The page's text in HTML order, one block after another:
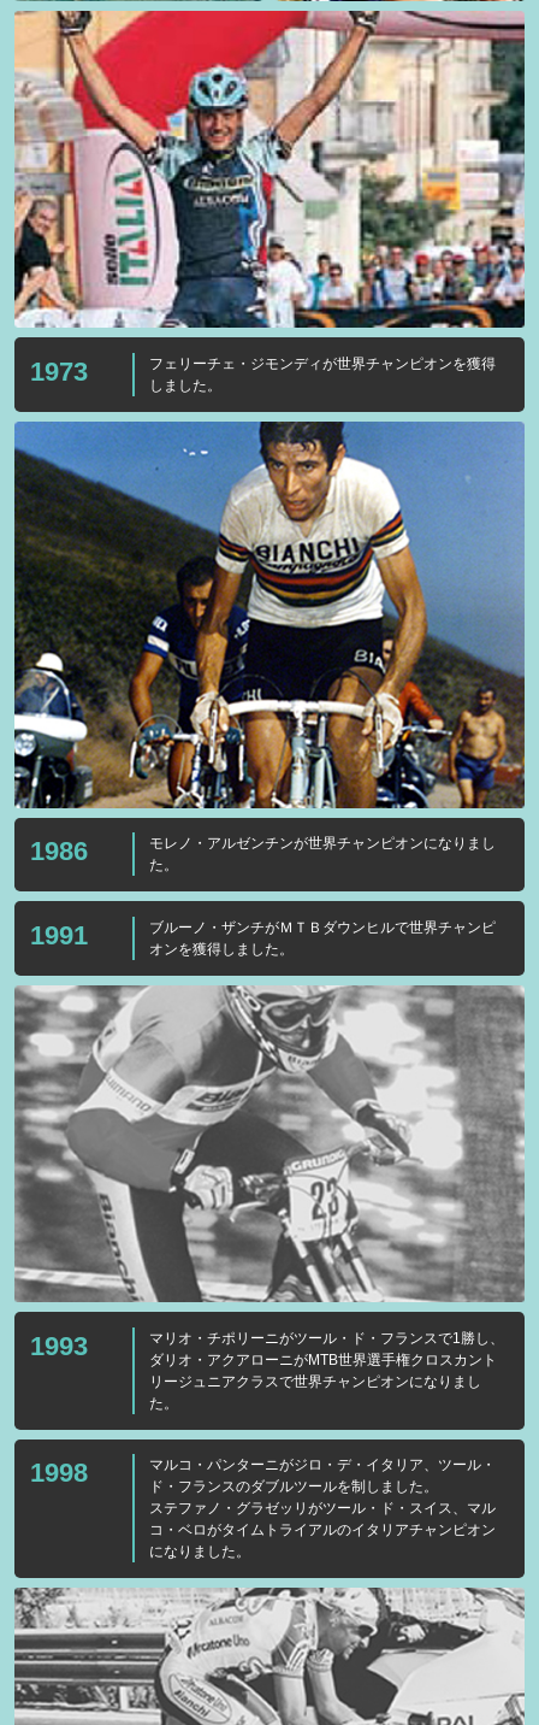
1973
フェリーチェ・ジモンディが世界チャンピオンを獲得
しました。
1986
モレノ・アルゼンチンが世界チャンピオンになりまし
た。
1991
ブルーノ・ザンチがＭＴＢダウンヒルで世界チャンピ
オンを獲得しました。
1993
マリオ・チポリーニがツール・ド・フランスで1勝し、
ダリオ・アクアローニがMTB世界選手権クロスカント
リージュニアクラスで世界チャンピオンになりまし
た。
1998
マルコ・パンターニがジロ・デ・イタリア、ツール・
ド・フランスのダブルツールを制しました。
ステファノ・グラゼッリがツール・ド・スイス、マル
コ・ベロがタイムトライアルのイタリアチャンピオン
になりました。